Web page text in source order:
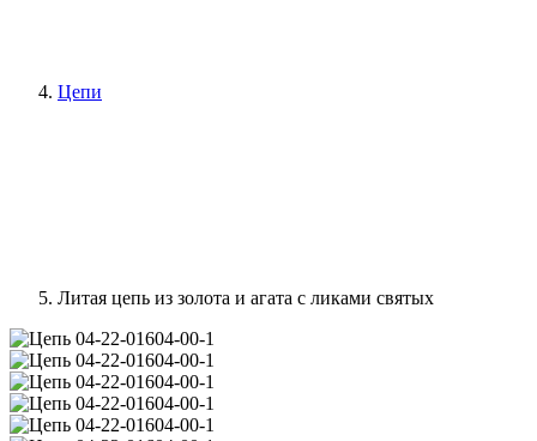
Цепи
Литая цепь из золота и агата с ликами святых